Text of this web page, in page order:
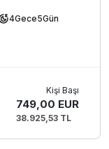
4Gece5Gün
Kişi Başı
749,00 EUR
38.925,53 TL